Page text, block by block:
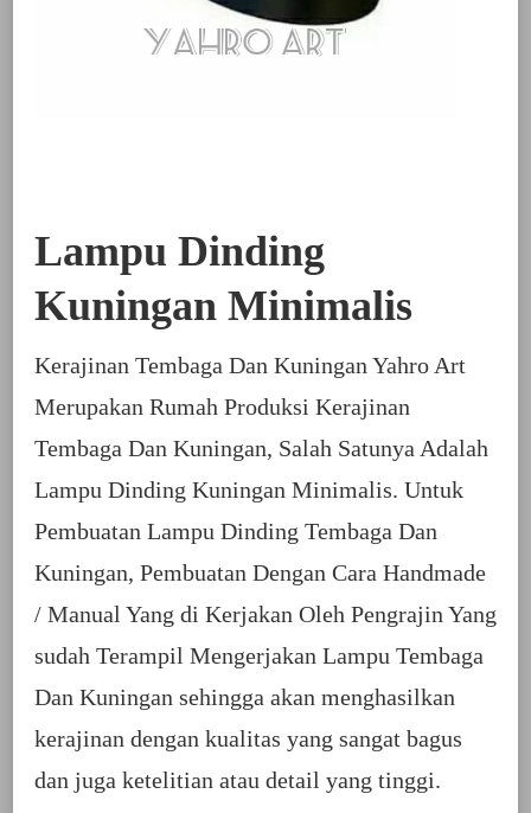
Lampu Dinding
Kuningan Minimalis
Kerajinan Tembaga Dan Kuningan Yahro Art
Merupakan Rumah Produksi Kerajinan
Tembaga Dan Kuningan, Salah Satunya Adalah
Lampu Dinding Kuningan Minimalis. Untuk
Pembuatan Lampu Dinding Tembaga Dan
Kuningan, Pembuatan Dengan Cara Handmade
/ Manual Yang di Kerjakan Oleh Pengrajin Yang
sudah Terampil Mengerjakan Lampu Tembaga
Dan Kuningan sehingga akan menghasilkan
kerajinan dengan kualitas yang sangat bagus
dan juga ketelitian atau detail yang tinggi.